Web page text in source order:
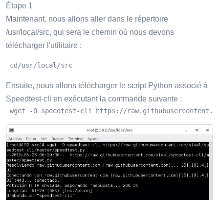
Étape 1
Maintenant, nous allons aller dans le répertoire
/usr/local/src, qui sera le chemin où nous devons
télécharger l'utilitaire :
cd/usr/local/src
Ensuite, nous allons télécharger le script Python associé à
Speedtest-cli en exécutant la commande suivante :
wget -O speedtest-cli https://